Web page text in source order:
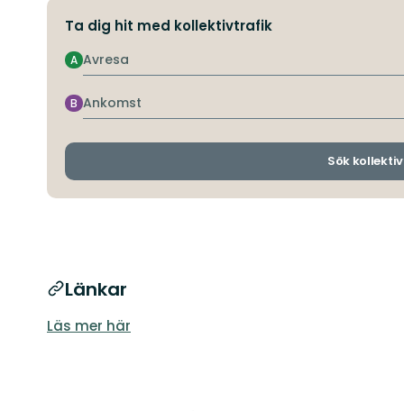
Ta dig hit med kollektivtrafik
Avresa
A
Ankomst
B
Sök
Länkar
Läs mer här